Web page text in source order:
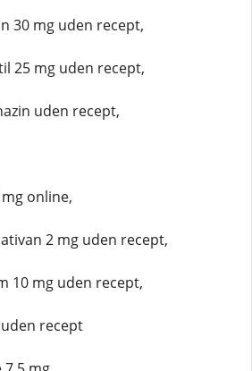
30 mg uden recept,
25 mg uden recept,
uden recept,
online,
2 mg uden recept,
10 mg uden recept,
recept